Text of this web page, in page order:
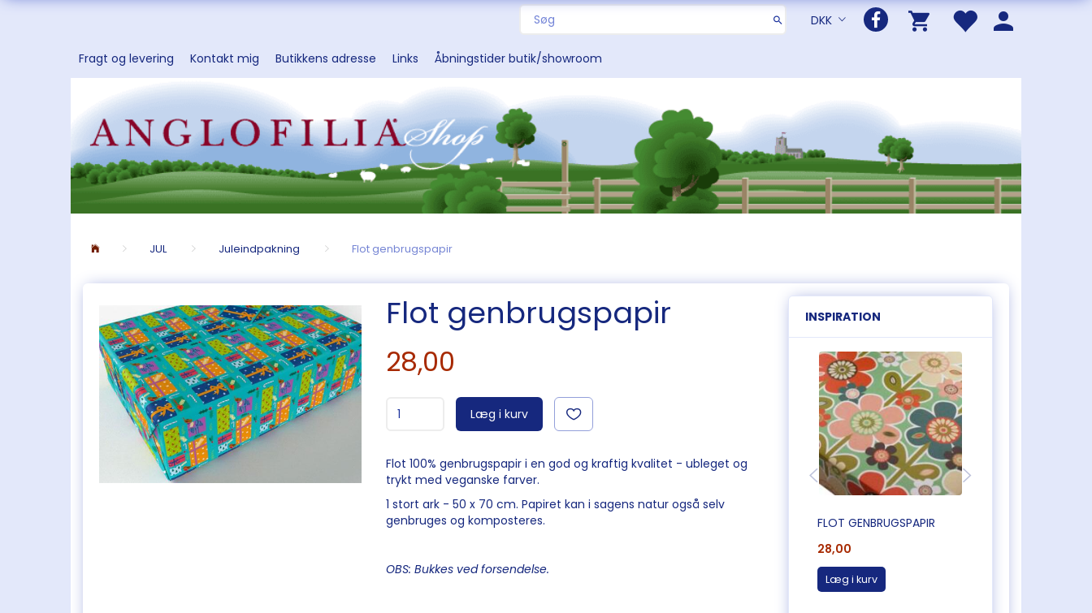
DKK
Fragt og levering Kontakt mig Butikkens adresse Links Åbningstider butik/showroom
JUL Juleindpakning Flot genbrugspapir
Flot genbrugspapir
28,00
Læg i kurv
Flot 100% genbrugspapir i en god og kraftig kvalitet - ubleget og
trykt med veganske farver.
1 stort ark - 50 x 70 cm. Papiret kan i sagens natur også selv
genbruges og komposteres.
OBS: Bukkes ved forsendelse.
INSPIRATION
FLOT GENBRUGSPAPIR
28,00
Læg i kurv